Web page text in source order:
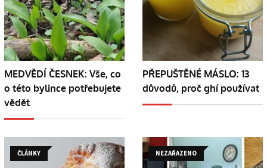
MEDVĚDÍ ČESNEK: Vše, co
o této bylince potřebujete
vědět
PŘEPUŠTĚNÉ MÁSLO: 13
důvodů, proč ghí používat
ČLÁNKY NEZAŘAZENO